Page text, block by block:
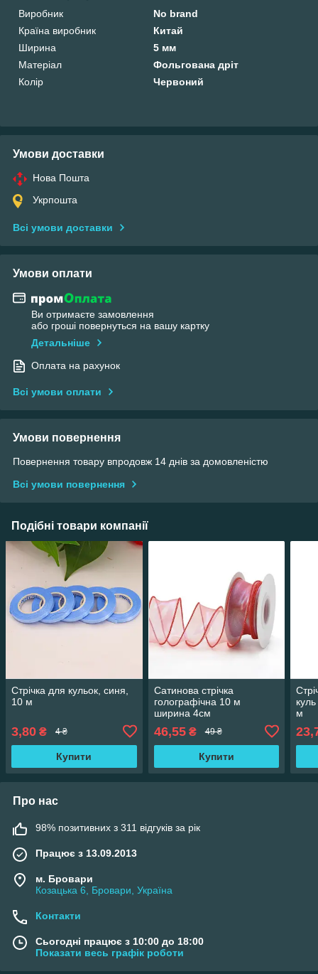
Виробник
No brand
Країна виробник
Китай
Ширина
5 мм
Матеріал
Фольгована дріт
Колір
Червоний
Умови доставки
Нова Пошта
Укрпошта
Всі умови доставки
Умови оплати
Ви отримаєте замовлення
або гроші повернуться на вашу картку
Детальніше
Оплата на рахунок
Всі умови оплати
Умови повернення
Повернення товару впродовж 14 днів за домовленістю
Всі умови повернення
Подібні товари компанії
Стрічка для кульок, синя,
10 м
3,80 ₴ 4 ₴
Купити
Сатинова стрічка
голографічна 10 м
ширина 4см
46,55₴ 49 ₴
Купити
м
Про нас
98% позитивних з 311 відгуків за рік
Працює з 13.09.2013
м. Бровари
Козацька 6, Бровари, Україна
Контакти
Сьогодні працює з 10:00 до 18:00
Показати весь графік роботи